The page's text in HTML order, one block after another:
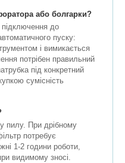
або болгарки?
до
пуску:
і вимикається
потрібен правильний
під конкретний
сумісність
пилу. При дрібному
потребує
1-2 години роботи,
видимому зносі.